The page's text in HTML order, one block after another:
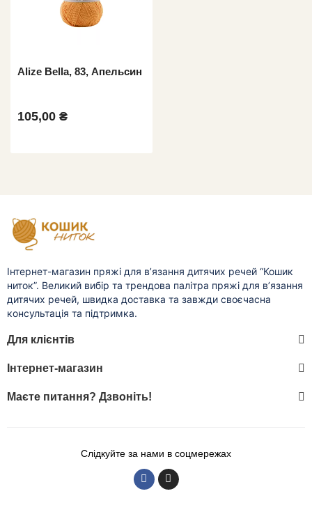
Alize Bella, 83, Апельсин
105,00 ₴
Інтернет-магазин пряжі для в’язання дитячих речей “Кошик
ниток”. Великий вибір та трендова палітра пряжі для в’язання
дитячих речей, швидка доставка та завжди своєчасна
консультація та підтримка.
Для клієнтів
Інтернет-магазин
Маєте питання? Дзвоніть!
Слідкуйте за нами в соцмережах